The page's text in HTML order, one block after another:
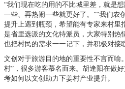
“我们现在吃的用的不比城里差，就是
一些、再热闹一些就更好了。”“我们农
提升上遇到瓶颈，希望能有专家来村
是省里选派的文化特派员，大家特别热
也把村民的需求一一记下，并积极对接
文创对于旅游目的地的重要性不言而喻
村”，很多游客慕名而来。胡逢阳在做
考如何以文创助力下姜村产业提升。